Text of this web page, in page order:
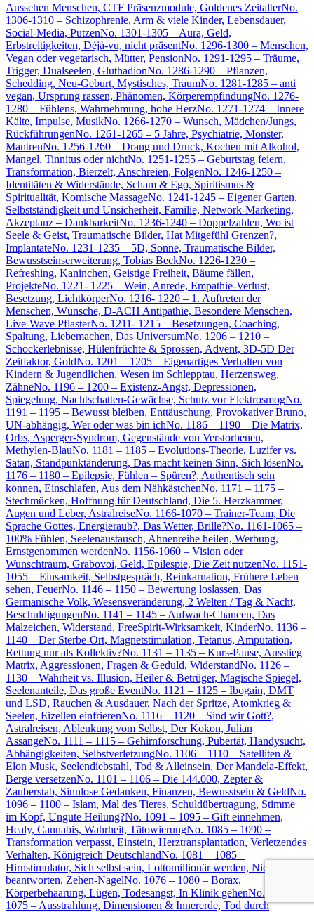
Aussehen Menschen, CTF Präsenzmodule, Goldenes ZeitalterNo.
1306-1310 – Schizophrenie, Arm & viele Kinder, Lebensdauer,
Social-Media, PutzenNo. 1301-1305 – Aura, Geld,
Erbstreitigkeiten, Déjà-vu, nicht präsentNo. 1296-1300 – Menschen,
Vegan oder vegetarisch, Mütter, PensionNo. 1291-1295 – Träume,
Trigger, Dualseelen, GluthadionNo. 1286-1290 – Pflanzen,
Schedding, Neu-Geburt, Mystisches, TraumNo. 1281-1285 – anti
vegan, Ursprung rassen, Phänomen, KörperempfindungNo. 1276-
1280 – Fühlens, Wahrnehmung, hohe HerzNo. 1271-1274 – Innere
Kälte, Impulse, MusikNo. 1266-1270 – Wunsch, Mädchen/Jungs,
RückführungenNo. 1261-1265 – 5 Jahre, Psychiatrie, Monster,
MantrenNo. 1256-1260 – Drang und Druck, Kochen mit Alkohol,
Mangel, Tinnitus oder nichtNo. 1251-1255 – Geburtstag feiern,
Transformation, Bierzelt, Anschreien, FolgenNo. 1246-1250 –
Identitäten & Widerstände, Scham & Ego, Spiritismus &
Spiritualität, Komische MassageNo. 1241-1245 – Eigener Garten,
Selbstständigkeit und Unsicherheit, Familie, Network-Marketing,
Akzeptanz – DankbarkeitNo. 1236-1240 – Doppelzahlen, Wo ist
Seele & Geist, Traumatische Bilder, Hat Mitgefühl Grenzen?,
ImplantateNo. 1231-1235 – 5D, Sonne, Traumatische Bilder,
Bewusstseinserweiterung, Tobias BeckNo. 1226-1230 –
Refreshing, Kaninchen, Geistige Freiheit, Bäume fällen,
ProjekteNo. 1221- 1225 – Wein, Anrede, Empathie-Verlust,
Besetzung, LichtkörperNo. 1216- 1220 – 1. Auftreten der
Menschen, Wünsche, D-ACH Antipathie, Besondere Menschen,
Live-Wave PflasterNo. 1211- 1215 – Besetzungen, Coaching,
Spaltung, Liebemachen, Das UniversumNo. 1206 – 1210 –
Schockerlebnisse, Hülenfrüchte & Sprossen, Advent, 3D-5D Der
Zeitfaktor, GoldNo. 1201 – 1205 – Eigenartiges Verhalten von
Kindern & Jugendlichen, Wesen im Schlepptau, Herzensweg,
ZähneNo. 1196 – 1200 – Existenz-Angst, Depressionen,
Spiegelung, Nachtschatten-Gewächse, Schutz vor ElektrosmogNo.
1191 – 1195 – Bewusst bleiben, Enttäuschung, Provokativer Bruno,
UN-abhängig, Wer oder was bin ichNo. 1186 – 1190 – Die Matrix,
Orbs, Asperger-Syndrom, Gegenstände von Verstorbenen,
Methylen-BlauNo. 1181 – 1185 – Evolutions-Theorie, Luzifer vs.
Satan, Standpunktänderung, Das macht keinen Sinn, Sich lösenNo.
1176 – 1180 – Epilepsie, Fühlen – Spüren?, Authentisch sein
können, Einschlafen, Aus dem NähkästchenNo. 1171 – 1175 –
Stechmücken, Hoffnung für Deutschland, Die 5. Herzkammer,
Augen und Leber, AstralreiseNo. 1166-1070 – Trainer-Team, Die
Sprache Gottes, Energieraub?, Das Wetter, Brille?No. 1161-1065 –
100% Fühlen, Seelenaustausch, Ahnenreihe heilen, Werbung,
Ernstgenommen werdenNo. 1156-1060 – Vision oder
Wunschtraum, Grabovoi, Geld, Epilespie, Die Zeit nutzenNo. 1151-
1055 – Einsamkeit, Selbstgespräch, Reinkarnation, Frühere Leben
sehen, FeuerNo. 1146 – 1150 – Bewertung loslassen, Das
Germanische Volk, Wesensveränderung, 2 Welten / Tag & Nacht,
BeschuldigungenNo. 1141 – 1145 – Aufwach-Chancen, Das
Malzeichen, Widerstand, FreeSpirit-Wirksamkeit, KinderNo. 1136 –
1140 – Der Sterbe-Ort, Magnetstimulation, Tetanus, Amputation,
Rettung nur als Kollektiv?No. 1131 – 1135 – Kurs-Pause, Ausstieg
Matrix, Aggressionen, Fragen & Geduld, WiderstandNo. 1126 –
1130 – Wahrheit vs. Illusion, Heiler & Betrüger, Magische Spiegel,
Seelenanteile, Das große EventNo. 1121 – 1125 – Ibogain, DMT
und LSD, Rauchen & Ausdauer, Nach der Spritze, Atomkrieg &
Seelen, Eizellen einfrierenNo. 1116 – 1120 – Sind wir Gott?,
Astralreisen, Ablenkung vom Selbst, Der Kokon, Julian
AssangeNo. 1111 – 1115 – Gehirnforschung, Pubertät, Handysucht,
Abhängigkeiten, SelbstverletzungNo. 1106 – 1110 – Satelliten &
Elon Musk, Seelendiebstahl, Tod & Alleinsein, Der Mandela-Effekt,
Berge versetzenNo. 1101 – 1106 – Die 144.000, Zepter &
Zauberstab, Sinnlose Gedanken, Finanzen, Bewusstsein & GeldNo.
1096 – 1100 – Islam, Mal des Tieres, Schuldübertragung, Stimme
im Kopf, Ungute Heilung?No. 1091 – 1095 – Gift einnehmen,
Healy, Cannabis, Wahrheit, TätowierungNo. 1085 – 1090 –
Transformation verpasst, Einstein, Herztransplantation, Verletzendes
Verhalten, Königreich DeutschlandNo. 1081 – 1085 –
Hirnstimulator, Sich selbst sein, Lottomillionär werden, Nicht
beantworten, Zehen-NagelNo. 1076 – 1080 – Borax,
Körperbehaarung, Lügen, Todesangst, In Klinik gehenNo. 1071 –
1075 – Ausstrahlung, Dimensionen & Innererde, Tod durch